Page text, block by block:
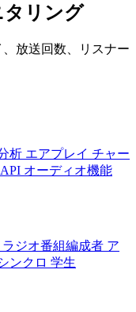
リング
放送回数、リスナー
析 エアプレイ チャー
API オーディオ機能
ラジオ番組編成者 ア
ンクロ 学生